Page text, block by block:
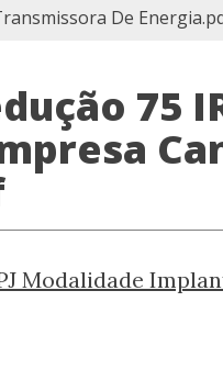
De
75
Modalidade